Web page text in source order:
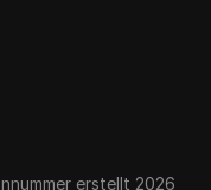
erstellt 2026